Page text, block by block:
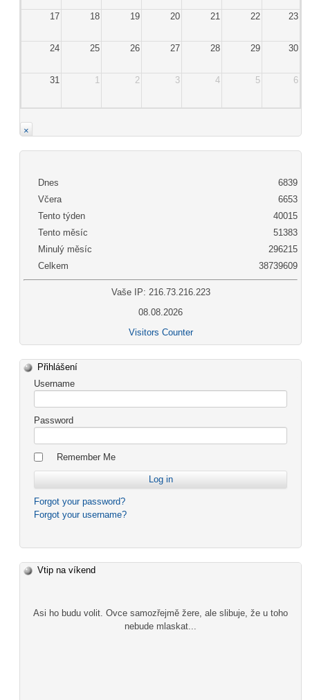
17 18 19 20 21 22 23
24 25 26 27 28 29 30
31 1 2 3 4 5 6
×
Dnes
Včera
Tento týden
Tento měsíc
Minulý měsíc
Celkem
6839
6653
40015
51383
296215
38739609
Vaše IP: 216.73.216.223
08.08.2026
Visitors Counter
Přihlášení
Username
Password
Remember Me
Forgot your password?
Forgot your username?
Vtip na víkend
Asi ho budu volit. Ovce samozřejmě žere, ale slibuje, že u toho
nebude mlaskat...